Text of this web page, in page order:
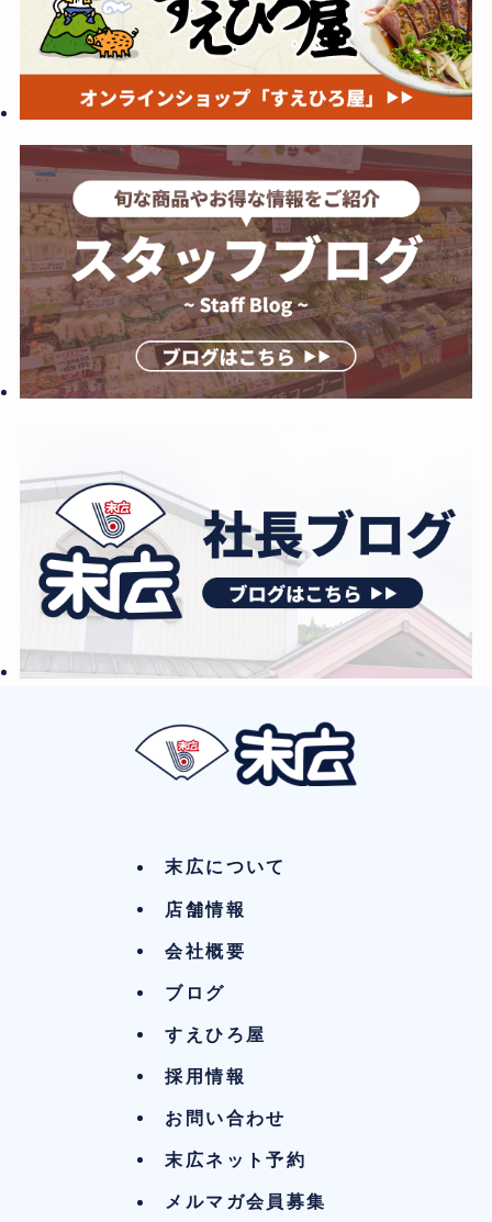
末広について
店舗情報
会社概要
ブログ
すえひろ屋
採用情報
お問い合わせ
末広ネット予約
メルマガ会員募集